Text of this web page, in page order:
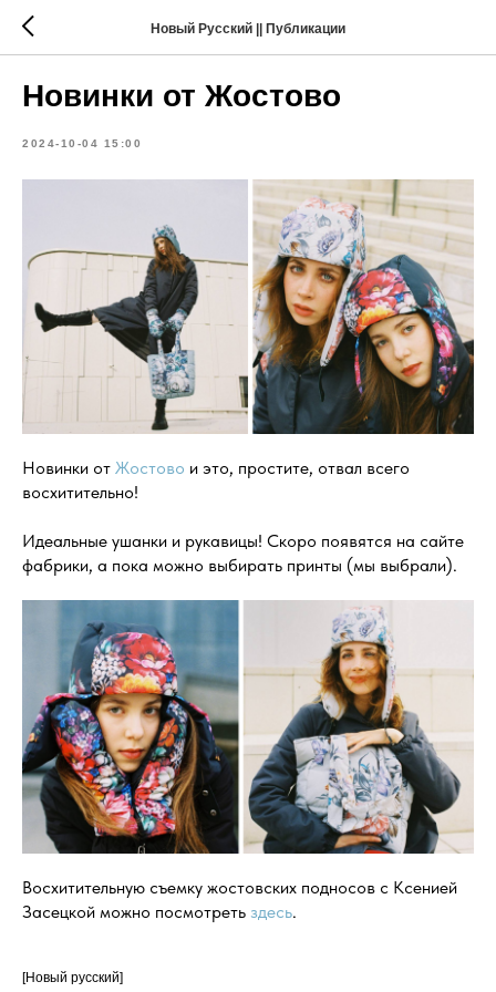
Новый Русский || Публикации
Новинки от Жостово
2024-10-04 15:00
Новинки от Жостово и это, простите, отвал всего
восхитительно!
Идеальные ушанки и рукавицы! Скоро появятся на сайте
фабрики, а пока можно выбирать принты (мы выбрали).
Восхитительную съемку жостовских подносов с Ксенией
Засецкой можно посмотреть здесь.
[Новый русский]